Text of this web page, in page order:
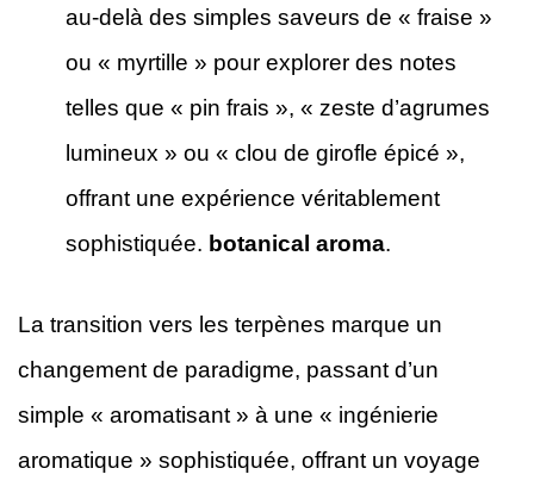
au-delà des simples saveurs de « fraise »
ou « myrtille » pour explorer des notes
telles que « pin frais », « zeste d’agrumes
lumineux » ou « clou de girofle épicé »,
offrant une expérience véritablement
sophistiquée. botanical aroma.
La transition vers les terpènes marque un
changement de paradigme, passant d’un
simple « aromatisant » à une « ingénierie
aromatique » sophistiquée, offrant un voyage